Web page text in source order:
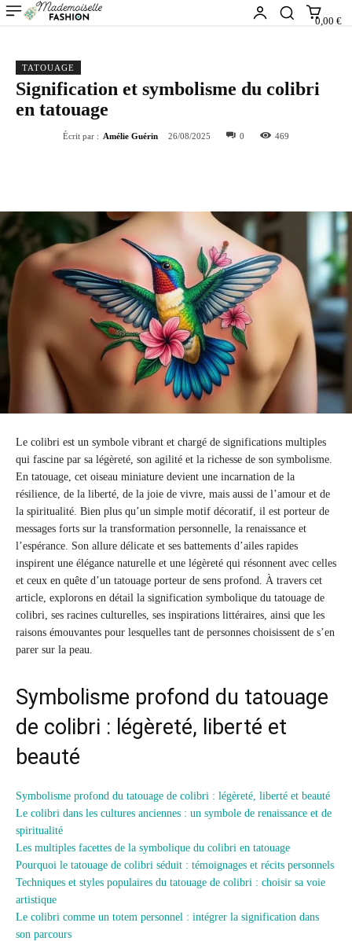
0,00 €
TATOUAGE
Signification et symbolisme du colibri
en tatouage
Écrit par : Amélie Guérin 26/08/2025 0 469
Le colibri est un symbole vibrant et chargé de significations multiples
qui fascine par sa légèreté, son agilité et la richesse de son symbolisme.
En tatouage, cet oiseau miniature devient une incarnation de la
résilience, de la liberté, de la joie de vivre, mais aussi de l’amour et de
la spiritualité. Bien plus qu’un simple motif décoratif, il est porteur de
messages forts sur la transformation personnelle, la renaissance et
l’espérance. Son allure délicate et ses battements d’ailes rapides
inspirent une élégance naturelle et une légèreté qui résonnent avec celles
et ceux en quête d’un tatouage porteur de sens profond. À travers cet
article, explorons en détail la signification symbolique du tatouage de
colibri, ses racines culturelles, ses inspirations littéraires, ainsi que les
raisons émouvantes pour lesquelles tant de personnes choisissent de s’en
parer sur la peau.
Symbolisme profond du tatouage
de colibri : légèreté, liberté et
beauté
Symbolisme profond du tatouage de colibri : légèreté, liberté et beauté
Le colibri dans les cultures anciennes : un symbole de renaissance et de
spiritualité
Les multiples facettes de la symbolique du colibri en tatouage
Pourquoi le tatouage de colibri séduit : témoignages et récits personnels
Techniques et styles populaires du tatouage de colibri : choisir sa voie
artistique
Le colibri comme un totem personnel : intégrer la signification dans
son parcours